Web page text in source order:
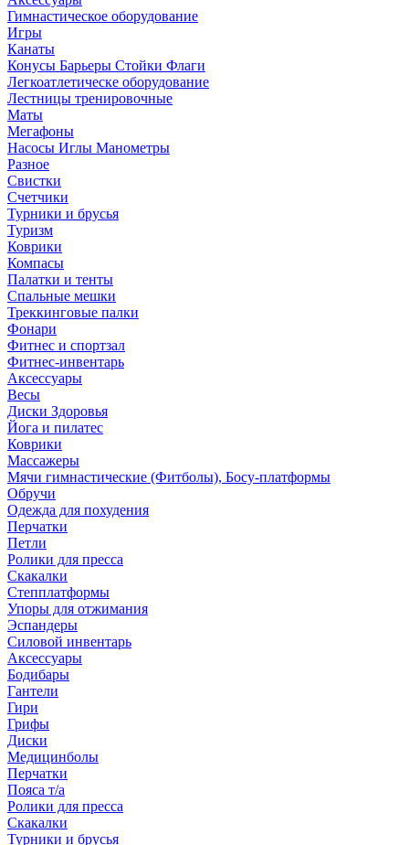
Гимнастическое оборудование
Игры
Канаты
Конусы Барьеры Стойки Флаги
Легкоатлетическе оборудование
Лестницы тренировочные
Маты
Мегафоны
Насосы Иглы Манометры
Разное
Свистки
Счетчики
Турники и брусья
Туризм
Коврики
Компасы
Палатки и тенты
Спальные мешки
Треккинговые палки
Фонари
Фитнес и спортзал
Фитнес-инвентарь
Аксессуары
Весы
Диски Здоровья
Йога и пилатес
Коврики
Массажеры
Мячи гимнастические (Фитболы), Босу-платформы
Обручи
Одежда для похудения
Перчатки
Петли
Ролики для пресса
Скакалки
Степплатформы
Упоры для отжимания
Эспандеры
Силовой инвентарь
Аксессуары
Бодибары
Гантели
Гири
Грифы
Диски
Медицинболы
Перчатки
Пояса т/а
Ролики для пресса
Скакалки
Турники и брусья